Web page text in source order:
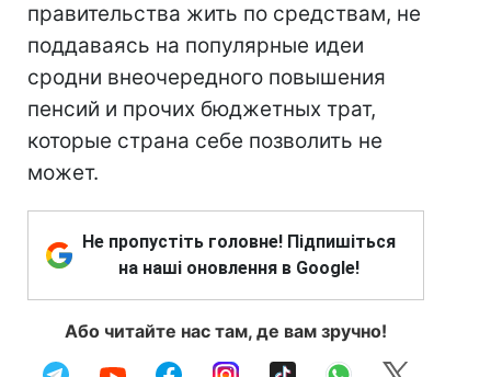
правительства жить по средствам, не
поддаваясь на популярные идеи
сродни внеочередного повышения
пенсий и прочих бюджетных трат,
которые страна себе позволить не
может.
Не пропустіть головне! Підпишіться
на наші оновлення в Google!
Або читайте нас там, де вам зручно!